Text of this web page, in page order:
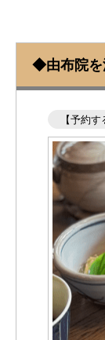
◆由布院を
【予約